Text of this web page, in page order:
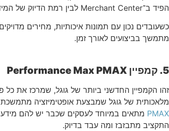
הפיד ב־Merchant Center לבין רמת הדיוק של המידע על המוצרים משפיע ישירות על ביצועי הקמפיין, לעיתים הרבה יותר מההתעסקות בהגדרות הקמפיין עצמן.
כשעובדים נכון עם תמונות איכותיות, מחירים
מתמשך בביצועים לאורך זמן.
5. קמפיין Performance Max PMAX
זהו הקמפיין החדשני ביותר של גוגל, שמרכז את כל
מלאכותית של גוגל שמבצעת אופטימיזציה מתמשכת
PMAX מתאים במיוחד לעסקים שכבר יש להם
התקציב מתבזבז ומה עבד בדיוק.